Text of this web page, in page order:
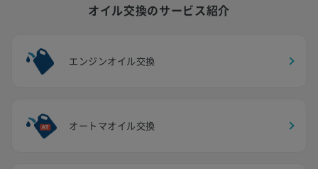
オイル交換のサービス紹介
エンジンオイル交換
オートマオイル交換